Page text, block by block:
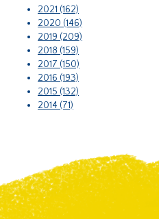
2021 (162)
2020 (146)
2019 (209)
2018 (159)
2017 (150)
2016 (193)
2015 (132)
2014 (71)